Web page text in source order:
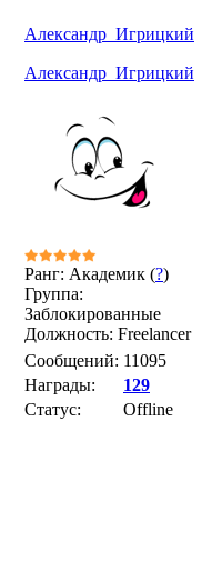
Александр_Игрицкий
Александр_Игрицкий
Ранг: Академик (?)
Группа:
Заблокированные
Должность: Freelancer
Сообщений: 11095
Награды:
129
Статус:
Offline